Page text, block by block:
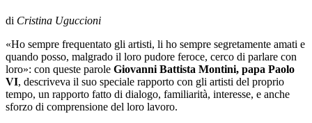
di Cristina Uguccioni
«Ho sempre frequentato gli artisti, li ho sempre segretamente amati e
quando posso, malgrado il loro pudore feroce, cerco di parlare con
loro»: con queste parole Giovanni Battista Montini, papa Paolo
VI, descriveva il suo speciale rapporto con gli artisti del proprio
tempo, un rapporto fatto di dialogo, familiarità, interesse, e anche
sforzo di comprensione del loro lavoro.